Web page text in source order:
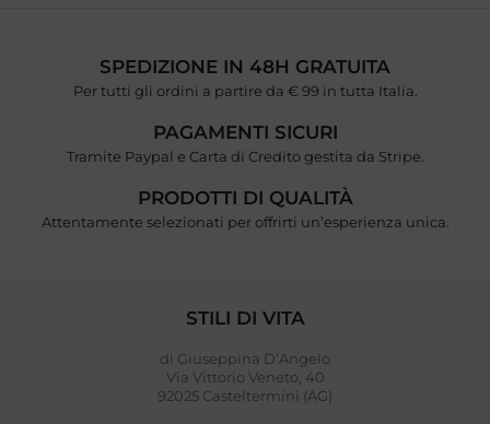
SPEDIZIONE IN 48H GRATUITA
Per tutti gli ordini a partire da € 99 in tutta Italia.
PAGAMENTI SICURI
Tramite Paypal e Carta di Credito gestita da Stripe.
PRODOTTI DI QUALITÀ
Attentamente selezionati per offrirti un’esperienza unica.
STILI DI VITA
di Giuseppina D’Angelo
Via Vittorio Veneto, 40
92025 Casteltermini (AG)